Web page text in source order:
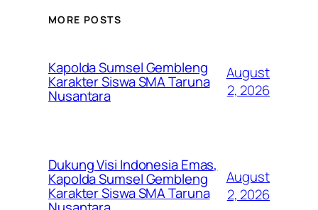
MORE POSTS
Kapolda Sumsel Gembleng
Karakter Siswa SMA Taruna
Nusantara
August
2, 2026
Dukung Visi Indonesia Emas,
Kapolda Sumsel Gembleng
Karakter Siswa SMA Taruna
August
2, 2026